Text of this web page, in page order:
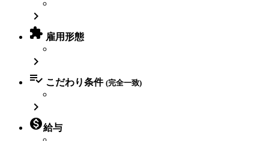

 雇用形態

 こだわり条件 (完全一致)

給与